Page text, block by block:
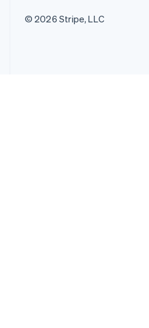
© 2026 Stripe, LLC